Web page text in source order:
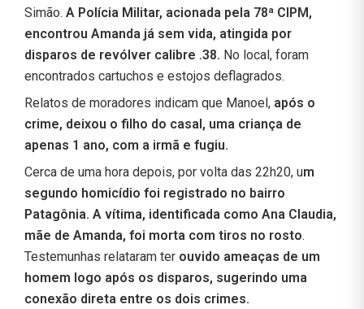
Simão. A Polícia Militar, acionada pela 78ª CIPM,
encontrou Amanda já sem vida, atingida por
disparos de revólver calibre .38. No local, foram
encontrados cartuchos e estojos deflagrados.
Relatos de moradores indicam que Manoel, após o
crime, deixou o filho do casal, uma criança de
apenas 1 ano, com a irmã e fugiu.
Cerca de uma hora depois, por volta das 22h20, um
segundo homicídio foi registrado no bairro
Patagônia. A vítima, identificada como Ana Claudia,
mãe de Amanda, foi morta com tiros no rosto.
Testemunhas relataram ter ouvido ameaças de um
homem logo após os disparos, sugerindo uma
conexão direta entre os dois crimes.